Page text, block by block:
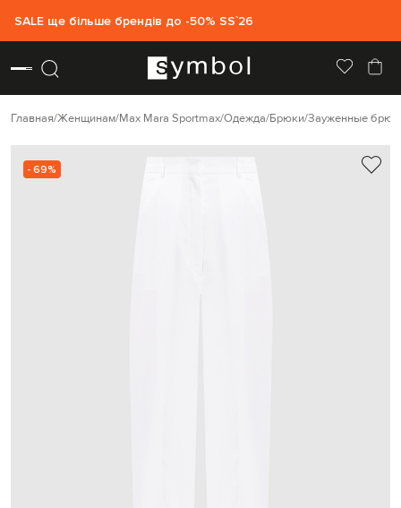
SALE ще більше брендів до -50% SS`26
Главная Женщинам Max Mara Sportmax Одежда Брюки Зауженные
- 69%